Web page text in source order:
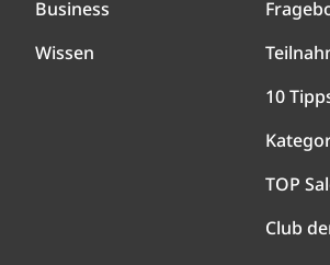
Business
Wissen
10
TOP
Club